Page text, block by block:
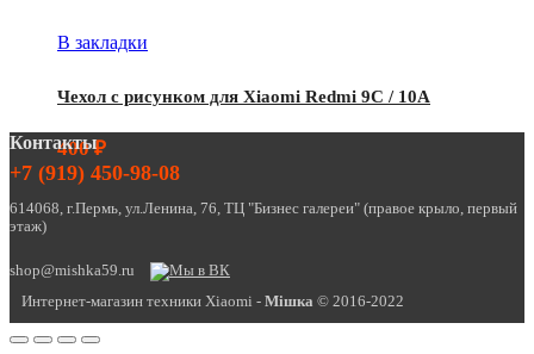
В закладки
Чехол с рисунком для Xiaomi Redmi 9C / 10A
400₽
Контакты
+7 (919) 450-98-08
614068, г.Пермь, ул.Ленина, 76, ТЦ "Бизнес галереи" (правое крыло, первый
этаж)
shop@mishka59.ru
Интернет-магазин техники Xiaomi - Miшка © 2016-2022